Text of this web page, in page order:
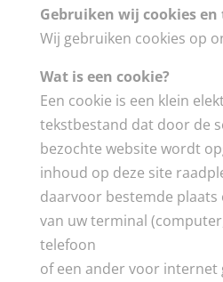
Gebruiken wij cookies en
Wij gebruiken cookies op
Wat is een cookie?
Een cookie is een klein
tekstbestand dat door de
bezochte website wordt
inhoud op deze site
daarvoor bestemde plaats
van uw terminal
telefoon
of een ander voor internet